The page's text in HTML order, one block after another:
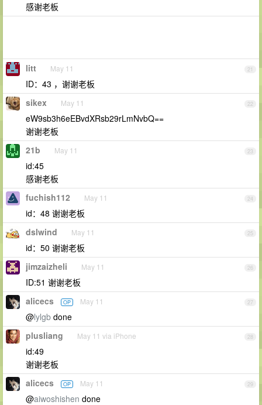
感谢老板
21
litt May 11
ID：43 ，谢谢老板
22
sikex May 11
eW9sb3h6eEBvdXRsb29rLmNvbQ==
谢谢老板
23
21b May 11
id:45
感谢老板
24
fuchish112 May 11
id：48 谢谢老板
25
dslwind May 11
id：50 谢谢老板
26
jimzaizheli May 11
ID:51 谢谢老板
27
alicecs OP May 11
@lylgb done
28
plusliang May 11 via iPhone
id:49
谢谢老板
29
alicecs OP May 11
@aiwoshishen done